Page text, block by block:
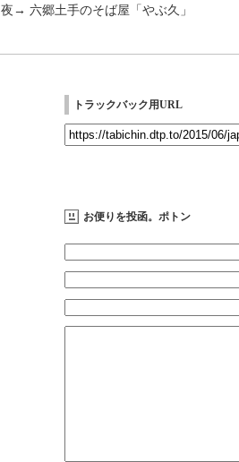
夜→ 六郷土手のそば屋「やぶ久」
トラックバック用URL
お便りを投函。ポトン